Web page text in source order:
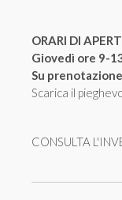
ORARI DI
Giovedì ore 9-
Su
Scarica il
CONSULTA